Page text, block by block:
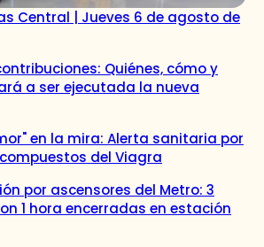
Central | Jueves 6 de agosto de
Quiénes, cómo y
a ser ejecutada la nueva
en la mira: Alerta sanitaria por
del Viagra
por ascensores del Metro: 3
1 hora encerradas en estación